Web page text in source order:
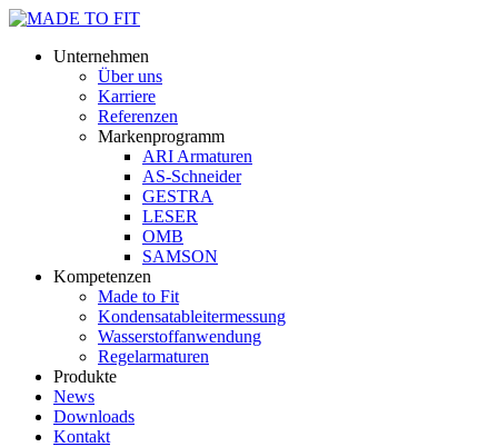
Unternehmen
Über uns
Karriere
Referenzen
Markenprogramm
ARI Armaturen
AS-Schneider
GESTRA
LESER
OMB
SAMSON
Kompetenzen
Made to Fit
Kondensat­ableiter­messung
Wasserstoff­anwendung
Regel­arma­turen
Produkte
News
Downloads
Kontakt